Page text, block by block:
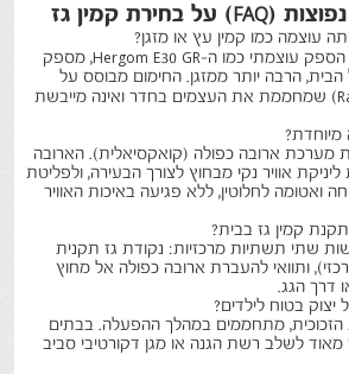
(
FAQ) על בחירת קמין גז
עוצמה כמו קמין עץ או מזגן?
הספק עוצמתי כמו ה-Hergom E30 GR, מספק
הבית, הרבה יותר ממזגן. החימום מבוסס על
) שמחממת את העצמים בחדר ואינה מייבשת
מיוחדת?
מערכת ארובה כפולה (קואקסיאלית). הארובה
אוויר נקי מבחוץ לצורך הבעירה, ולפליטת
ואטומה לחלוטין, ללא פגיעה באיכות האוויר
קמין גז בבית?
שתי תשתיות מרכזיות: נקודת גז תקנית
ותוואי להעברת ארובה כפולה אל מחוץ
דרך הגג.
יצוק בטוח לילדים?
הזכוכית, מתחממים במהלך ההפעלה. בבתים
מאוד לשלב רשת הגנה או מגן דקורטיבי סביב